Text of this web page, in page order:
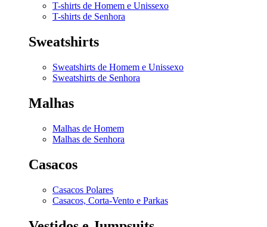
T-shirts de Homem e Unissexo
T-shirts de Senhora
Sweatshirts
Sweatshirts de Homem e Unissexo
Sweatshirts de Senhora
Malhas
Malhas de Homem
Malhas de Senhora
Casacos
Casacos Polares
Casacos, Corta-Vento e Parkas